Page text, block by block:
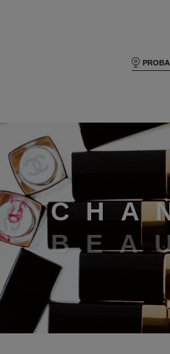
C H A
BEA
Chanel beauty